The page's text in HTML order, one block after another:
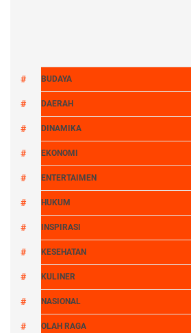
BUDAYA
DAERAH
DINAMIKA
EKONOMI
ENTERTAIMEN
HUKUM
INSPIRASI
KESEHATAN
KULINER
NASIONAL
OLAH RAGA